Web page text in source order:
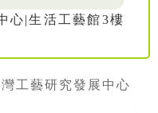
心|生活工藝館3樓
工藝研究發展中心